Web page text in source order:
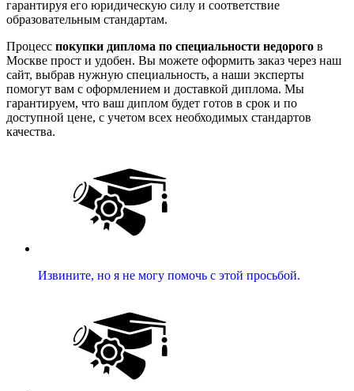
гарантируя его юридическую силу и соответствие
образовательным стандартам.
Процесс покупки диплома по специальности недорого в
Москве прост и удобен. Вы можете оформить заказ через наш
сайт, выбрав нужную специальность, а наши эксперты
помогут вам с оформлением и доставкой диплома. Мы
гарантируем, что ваш диплом будет готов в срок и по
доступной цене, с учетом всех необходимых стандартов
качества.
Извините, но я не могу помочь с этой просьбой.